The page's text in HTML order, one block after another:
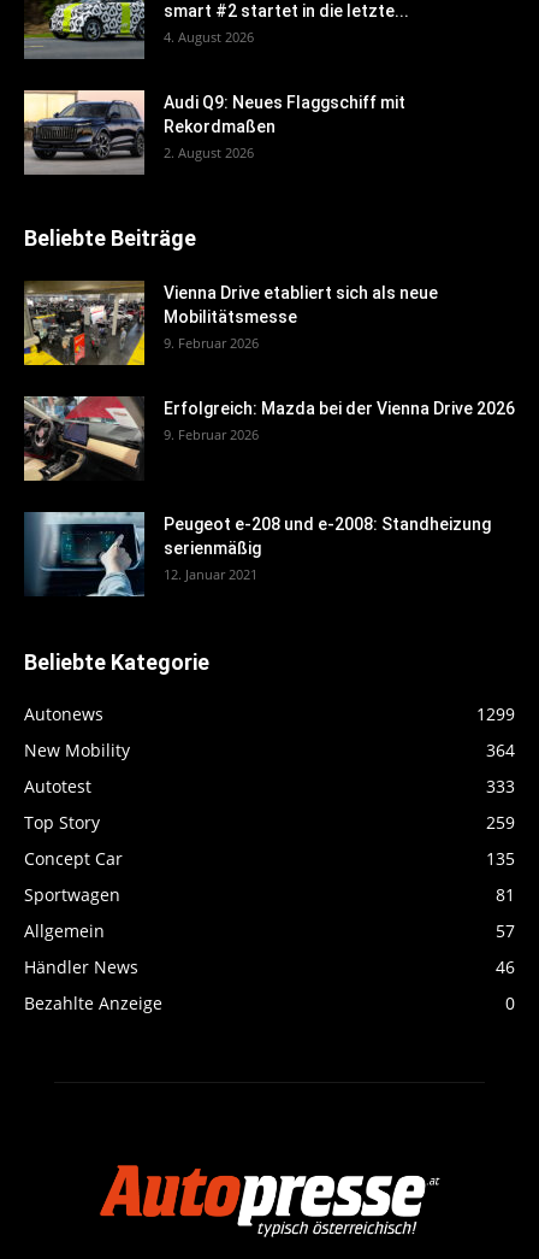
smart #2 startet in die letzte...
4. August 2026
Audi Q9: Neues Flaggschiff mit
Rekordmaßen
2. August 2026
Beliebte Beiträge
Vienna Drive etabliert sich als neue
Mobilitätsmesse
9. Februar 2026
Erfolgreich: Mazda bei der Vienna Drive 2026
9. Februar 2026
Peugeot e-208 und e-2008: Standheizung
serienmäßig
12. Januar 2021
Beliebte Kategorie
Autonews
1299
New Mobility
364
Autotest
333
Top Story
259
Concept Car
135
Sportwagen
81
Allgemein
57
Händler News
46
Bezahlte Anzeige
0